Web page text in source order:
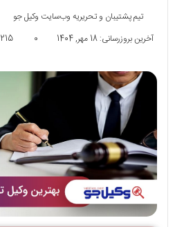
تیم پشتیبان و تحریریه وب‌سایت وکیل جو
آخرین بروزرسانی: 18 مهر, 1404
0
215